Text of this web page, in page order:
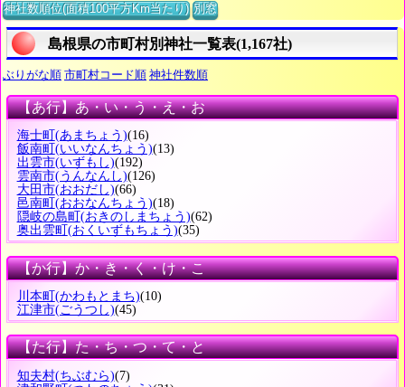
神社数順位(面積100平方Km当たり) 別窓
島根県の市町村別神社一覧表(1,167社)
ぶりがな順 市町村コード順 神社件数順
【あ行】あ・い・う・え・お
海士町 (あまちょう)(16)
飯南町 (いいなんちょう)(13)
出雲市(いずもし)(192)
雲南市(うんなんし)(126)
大田市(おおだし)(66)
邑南町 (おおなんちょう)(18)
隠岐の島町 (おきのしまちょう)(62)
奥出雲町 (おくいずもちょう)(35)
【か行】か・き・く・け・こ
川本町 (かわもとまち)(10)
江津市(ごうつし)(45)
【た行】た・ち・つ・て・と
知夫村(ちぶむら)(7)